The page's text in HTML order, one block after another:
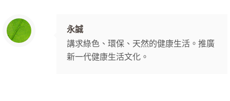
永誠
講求綠色、環保、天然的健康生活。推廣
新一代健康生活文化。